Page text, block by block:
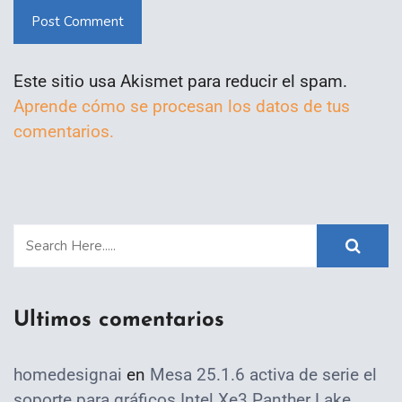
Post Comment
Este sitio usa Akismet para reducir el spam.
Aprende cómo se procesan los datos de tus
comentarios.
Ultimos comentarios
homedesignai en Mesa 25.1.6 activa de serie el